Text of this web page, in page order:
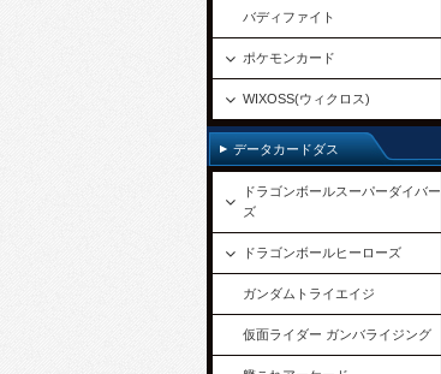
バディファイト
ポケモンカード
WIXOSS(ウィクロス)
データカードダス
ドラゴンボールスーパーダイバー
ズ
ドラゴンボールヒーローズ
ガンダムトライエイジ
仮面ライダー ガンバライジング